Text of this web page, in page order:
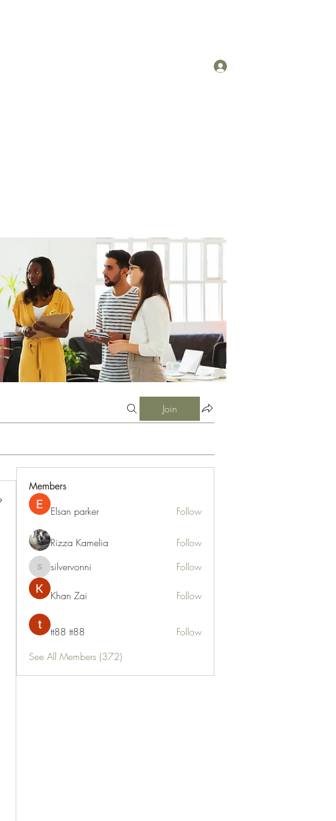
Join
Members
Elsan parker Follow
Rizza Kamelia Follow
silvervonni
silvervonni Follow
Khan Zai Follow
tt88 tt88
Follow
See All Members (372)